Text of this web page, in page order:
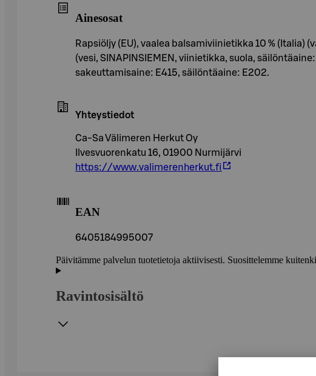
Ainesosat
Rapsiöljy (EU), vaalea balsamiviinietikka 10 % (Italia)
(vesi, SINAPINSIEMEN, viinietikka, suola,
sakeuttamisaine: E415, säilöntäaine: E202.
Yhteystiedot
Ca-Sa Välimeren Herkut Oy
Ilvesvuorenkatu 16, 01900 Nurmijärvi
https://www.valimerenherkut.fi
EAN
6405184995007
Päivitämme palvelun tuotetietoja aktiivisesti. Suosittelemme
Ravintosisältö